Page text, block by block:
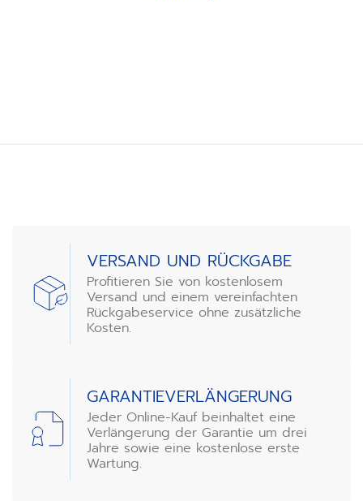
of
VERSAND UND RÜCKGABE
Profitieren Sie von kostenlosem
Versand und einem vereinfachten
Rückgabeservice ohne zusätzliche
Kosten.
GARANTIEVERLÄNGERUNG
Jeder Online-Kauf beinhaltet eine
Verlängerung der Garantie um drei
Jahre sowie eine kostenlose erste
Wartung.